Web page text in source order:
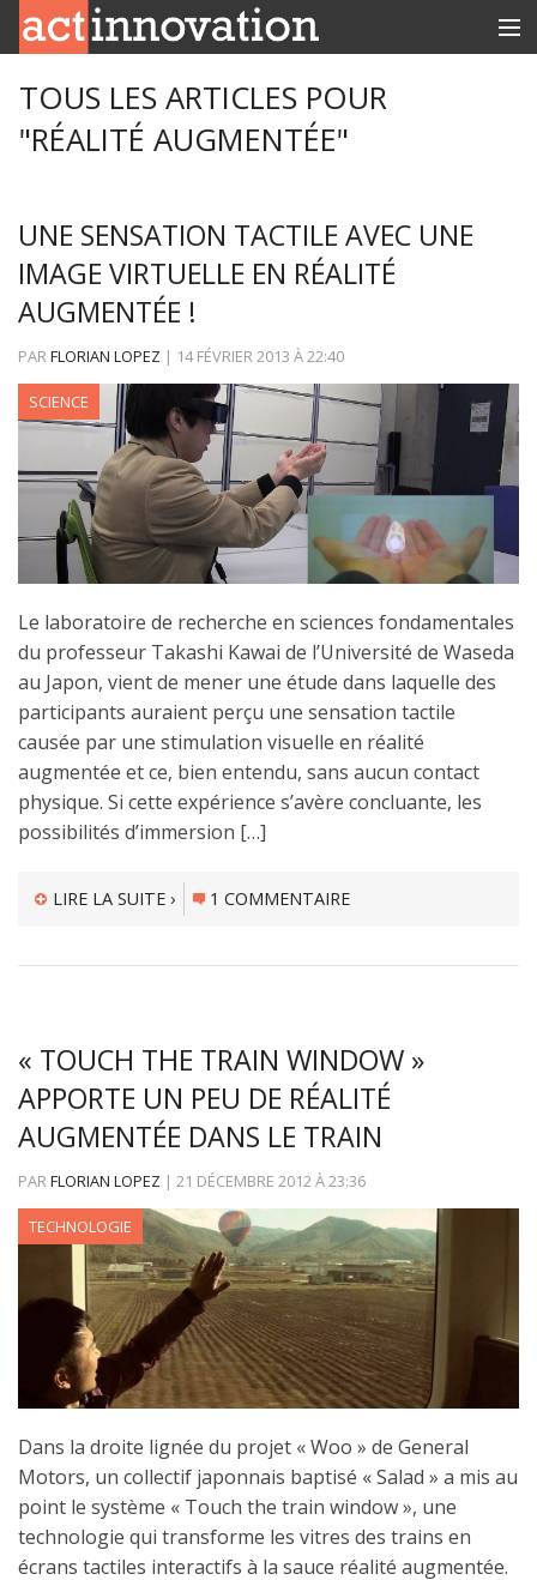
INNOBOX
TOUS LES ARTICLES POUR
"RÉALITÉ AUGMENTÉE"
UNE SENSATION TACTILE AVEC UNE
IMAGE VIRTUELLE EN RÉALITÉ
AUGMENTÉE !
PARFLORIAN LOPEZ | 14 FÉVRIER 2013 À22:40
SCIENCE
Le laboratoire de recherche en sciences fondamentales
du professeur Takashi Kawai de l’Université de Waseda
au Japon, vient de mener une étude dans laquelle des
participants auraient perçu une sensation tactile
causée par une stimulation visuelle en réalité
augmentée et ce, bien entendu, sans aucun contact
physique. Si cette expérience s’avère concluante, les
possibilités d’immersion […]
LIRE LA SUITE › 1 COMMENTAIRE
« TOUCH THE TRAIN WINDOW »
APPORTE UN PEU DE RÉALITÉ
AUGMENTÉE DANS LE TRAIN
PARFLORIAN LOPEZ | 21 DÉCEMBRE 2012À23:36
TECHNOLOGIE
Dans la droite lignée du projet « Woo » de General
Motors, un collectif japonnais baptisé « Salad » a mis au
point le système « Touch the train window », une
technologie qui transforme les vitres des trains en
écrans tactiles interactifs à la sauce réalité augmentée.